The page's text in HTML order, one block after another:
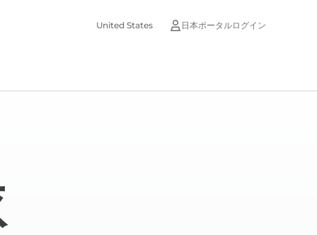
United States 日本ポータルログイン